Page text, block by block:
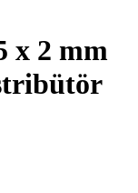
x 2 mm